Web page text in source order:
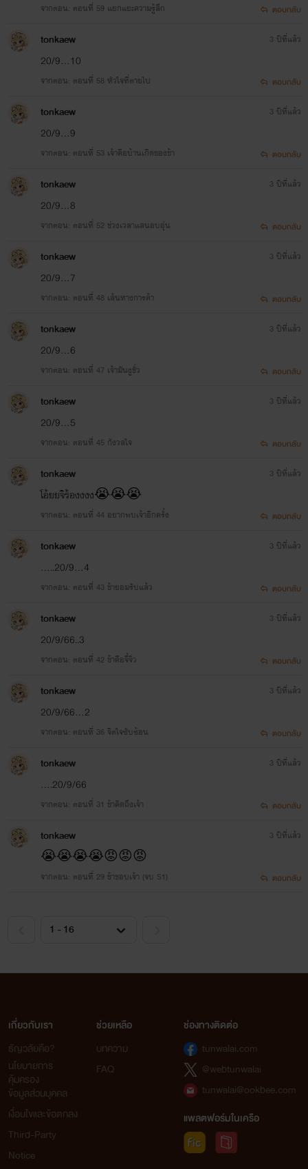
จากตอน: ตอนที่ 59 แยกแยะความรู้สึก ตอบกลับ
tonkaew
20/9...10
จากตอน: ตอนที่ 58 หัวใจที่ตายไป
3 ปีที่แล้ว
ตอบกลับ
tonkaew
20/9...9
จากตอน: ตอนที่ 53 เจ้าคือบ้านเกิดของข้า
3 ปีที่แล้ว
ตอบกลับ
tonkaew
20/9...8
จากตอน: ตอนที่ 52 ช่วงเวลาแสนอบอุ่น
3 ปีที่แล้ว
ตอบกลับ
tonkaew
20/9...7
จากตอน: ตอนที่ 48 เส้นทางการค้า
3 ปีที่แล้ว
ตอบกลับ
tonkaew
20/9...6
จากตอน: ตอนที่ 47 เจ้ามันงูชั่ว
3 ปีที่แล้ว
ตอบกลับ
tonkaew
20/9...5
จากตอน: ตอนที่ 45 กังวลใจ
3 ปีที่แล้ว
ตอบกลับ
tonkaew
โอ้ยยจิร้องงงง😭😭😭
จากตอน: ตอนที่ 44 อยากพบเจ้าอีกครั้ง
3 ปีที่แล้ว
ตอบกลับ
tonkaew
.....20/9...4
จากตอน: ตอนที่ 43 ข้ายอมรับแล้ว
3 ปีที่แล้ว
ตอบกลับ
tonkaew
20/9/66..3
จากตอน: ตอนที่ 42 ข้าคือจี้จิ่ว
3 ปีที่แล้ว
ตอบกลับ
tonkaew
20/9/66...2
จากตอน: ตอนที่ 36 จิตใจซับซ้อน
3 ปีที่แล้ว
ตอบกลับ
tonkaew
....20/9/66
จากตอน: ตอนที่ 31 ข้าคิดถึงเจ้า
3 ปีที่แล้ว
ตอบกลับ
tonkaew
😭😭😭😭😡😡😡
จากตอน: ตอนที่ 29 ข้าชอบเจ้า (จบ S1)
3 ปีที่แล้ว
ตอบกลับ
เกี่ยวกับเรา
ธัญวลัยคือ?
นโยบายการ
คุ้มครอง
ข้อมูลส่วนบุคคล
เงื่อนไขและข้อตกลง
Third-Party
Notice
ช่วยเหลือ
บทความ
FAQ
ช่องทางติดต่อ
tunwalai.com
@webtunwalai
tunwalai@ookbee.com
แพลตฟอร์มในเครือ